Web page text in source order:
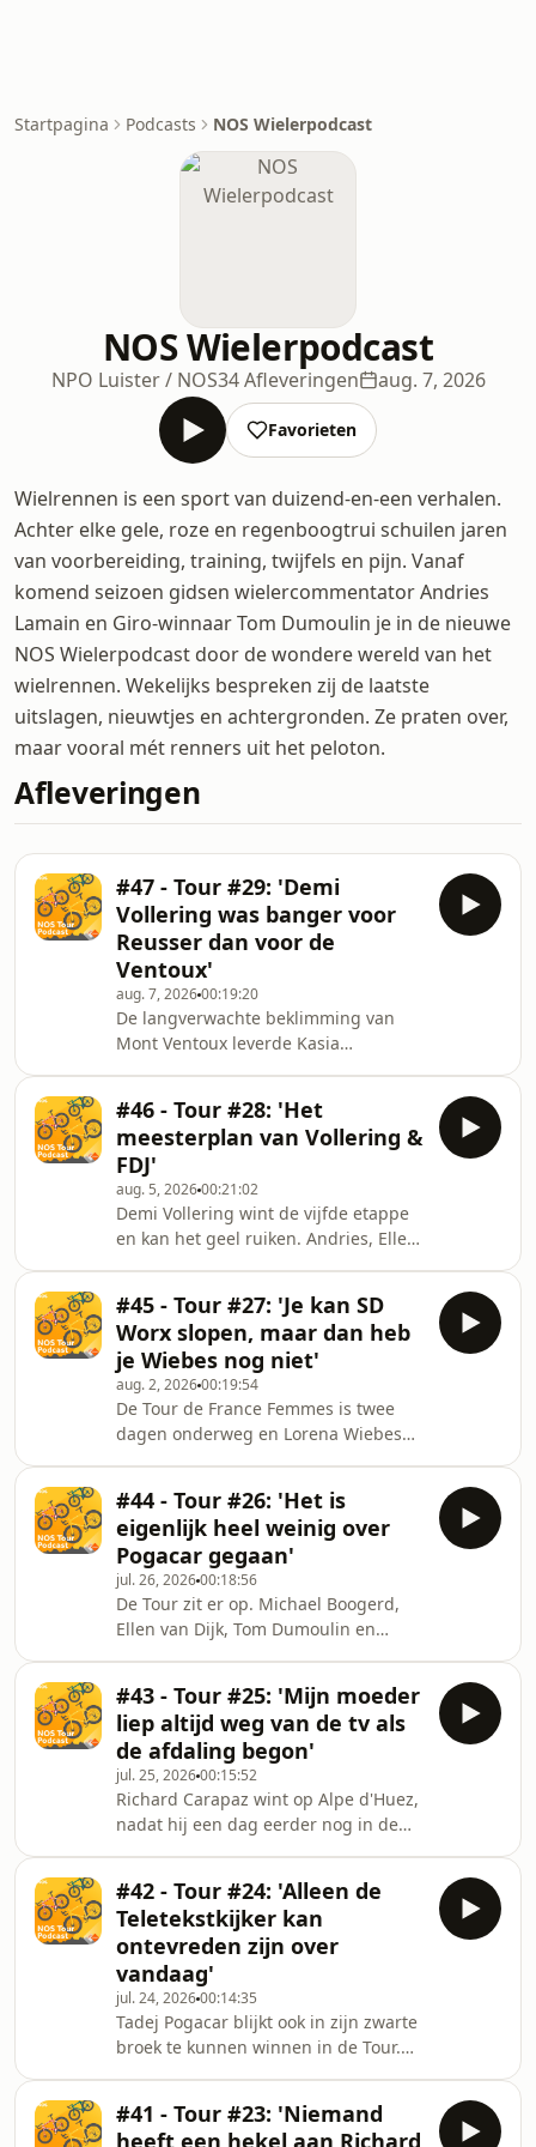
Startpagina Podcasts NOS Wielerpodcast
NOS Wielerpodcast
NPO Luister / NOS34 Afleveringen aug. 7, 2026
Favorieten
Wielrennen is een sport van duizend-en-een verhalen.
Achter elke gele, roze en regenboogtrui schuilen jaren
van voorbereiding, training, twijfels en pijn. Vanaf
komend seizoen gidsen wielercommentator Andries
Lamain en Giro-winnaar Tom Dumoulin je in de nieuwe
NOS Wielerpodcast door de wondere wereld van het
wielrennen. Wekelijks bespreken zij de laatste
uitslagen, nieuwtjes en achtergronden. Ze praten over,
maar vooral mét renners uit het peloton.
Afleveringen
#47 - Tour #29: 'Demi
Vollering was banger voor
Reusser dan voor de
Ventoux'
aug. 7, 202600:19:20
De langverwachte beklimming van
Mont Ventoux leverde Kasia
etappeoverwinning in de Tour. Demi
Vollering volgt in het klassement op
vijftien seconden en moet in de
slotetappes naar Nice met een nieuw
meesterplan op de proppen komen
om het geel nog over te nemen.
Andries Lamain, Ellen van Dijk en Stef
Clement praten na over de
beklimming v
#46 - Tour #28: 'Het
meesterplan van Vollering &
FDJ'
aug. 5, 202600:21:02
Demi Vollering wint de vijfde etappe
en kan het geel ruiken. Andries, Ellen
seconden kan goedmaken op Marlen
Reusser.
#45 - Tour #27: 'Je kan SD
Worx slopen, maar dan heb
je Wiebes nog niet'
aug. 2, 202600:19:54
De Tour de France Femmes is twee
dagen onderweg en Lorena Wiebes
praten na over de knappe zeges van
de Nederlandse sprintbom én bellen
met Stef Clement, die vanuit
Zwitserland het Femmes-circus volgt.
#44 - Tour #26: 'Het is
eigenlijk heel weinig over
Pogacar gegaan'
jul. 26, 202600:18:56
De Tour zit er op. Michael Boogerd,
Ellen van Dijk, Tom Dumoulin en
Champs-Elysées, waar Mathieu van
der Poel een prachtige overwinning
boekte.
#43 - Tour #25: 'Mijn moeder
liep altijd weg van de tv als
de afdaling begon'
jul. 25, 202600:15:52
Richard Carapaz wint op Alpe d'Huez,
nadat hij een dag eerder nog in de
Sepp Kuss, wiens goede vriend
Robert Gesink met een bang hart
toekeek en zag hoe het misging voor
de Amerikaan. Andries en Stef praten
met Robert na over de laatste
bergetappe van deze Tour.
#42 - Tour #24: 'Alleen de
Teletekstkijker kan
ontevreden zijn over
vandaag'
jul. 24, 202600:14:35
Tadej Pogacar blijkt ook in zijn zwarte
broek te kunnen winnen in de Tour.
record van Marco Pantani uit de
#41 - Tour #23: 'Niemand
heeft een hekel aan Richard